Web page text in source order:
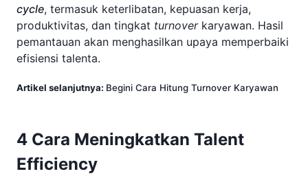
cycle, termasuk keterlibatan, kepuasan kerja,
produktivitas, dan tingkat turnoverkaryawan. Hasil
pemantauan akan menghasilkan upaya memperbaiki
efisiensi talenta.
Artikel selanjutnya: Begini Cara Hitung Turnover Karyawan
4 Cara Meningkatkan Talent
Efficiency